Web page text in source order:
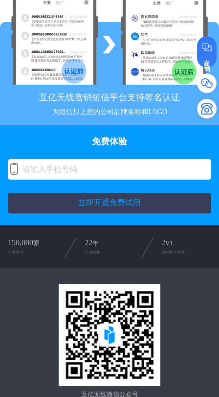
互亿无线营销短信平台支持签名认证
为短信加上您的公司品牌名称和LOGO
在线咨询
免费体验
立即开通免费试用
150,000家
企业客户
22年
行业经验
2V1
2对1客户支持
互亿无线微信公众号